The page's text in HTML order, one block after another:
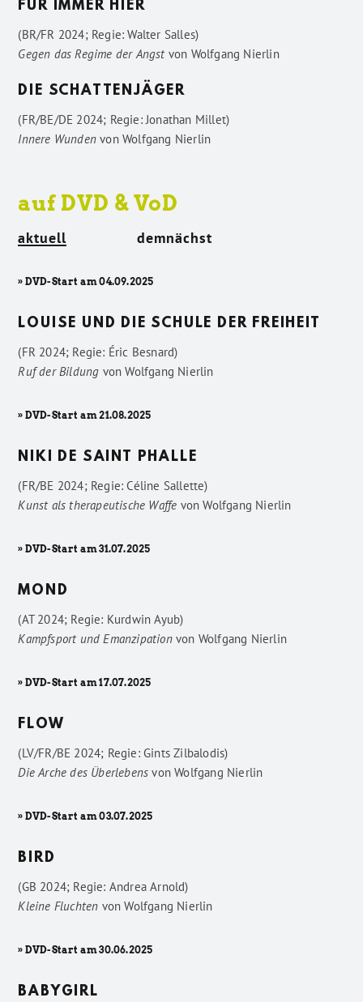
FÜR IMMER HIER
(BR/FR 2024; Regie: Walter Salles)
Gegen das Regime der Angstvon Wolfgang Nierlin
DIE SCHATTENJÄGER
(FR/BE/DE 2024; Regie: Jonathan Millet)
Innere Wunden vonWolfgang Nierlin
auf DVD & VoD
aktuell demnächst
» DVD-Start am 04.09.2025
LOUISE UND DIE SCHULE DER FREIHEIT
(FR 2024; Regie: Éric Besnard)
Ruf der Bildung vonWolfgang Nierlin
» DVD-Start am 21.08.2025
NIKI DE SAINT PHALLE
(FR/BE 2024; Regie: Céline Sallette)
Kunst als therapeutische Waffe vonWolfgang Nierlin
» DVD-Start am 31.07.2025
MOND
(AT 2024; Regie: Kurdwin Ayub)
Kampfsport und Emanzipationvon Wolfgang Nierlin
» DVD-Start am 17.07.2025
FLOW
(LV/FR/BE 2024; Regie: Gints Zilbalodis)
Die Arche des Überlebens vonWolfgang Nierlin
» DVD-Start am 03.07.2025
BIRD
(GB 2024; Regie: Andrea Arnold)
Kleine Fluchten vonWolfgang Nierlin
» DVD-Start am 30.06.2025
BABYGIRL